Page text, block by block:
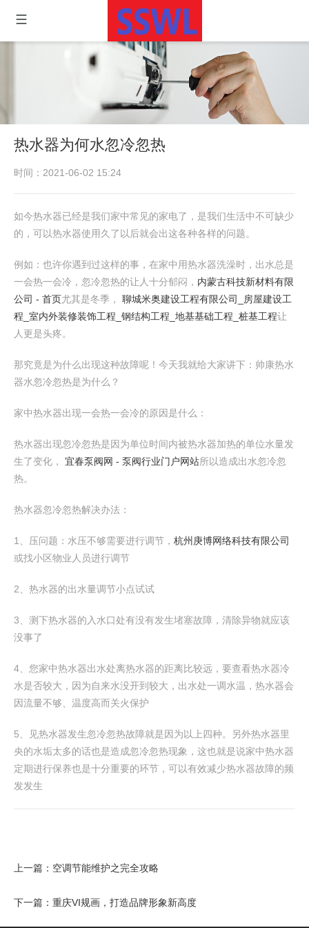
热水器为何水忽冷忽热
时间：2021-06-02 15:24
如今热水器已经是我们家中常见的家电了，是我们生活中不可缺少
的，可以热水器使用久了以后就会出这各种各样的问题。
例如：也许你遇到过这样的事，在家中用热水器洗澡时，出水总是
一会热一会冷，忽冷忽热的让人十分郁闷， 内蒙古科技新材料有限
公司 - 首页尤其是冬季， 聊城米奥建设工程有限公司_房屋建设工
程_室内外装修装饰工程_钢结构工程_地基基础工程_桩基工程让
人更是头疼。
那究竟是为什么出现这种故障呢！今天我就给大家讲下：帅康热水
器水忽冷忽热是为什么？
家中热水器出现一会热一会冷的原因是什么：
热水器出现忽冷忽热是因为单位时间内被热水器加热的单位水量发
生了变化， 宜春泵阀网 - 泵阀行业门户网站所以造成出水忽冷忽
热。
热水器忽冷忽热解决办法：
1、压问题：水压不够需要进行调节， 杭州庚博网络科技有限公司
或找小区物业人员进行调节
2、热水器的出水量调节小点试试
3、测下热水器的入水口处有没有发生堵塞故障，清除异物就应该
没事了
4、您家中热水器出水处离热水器的距离比较远，要查看热水器冷
水是否较大，因为自来水没开到较大，出水处一调水温，热水器会
因流量不够、温度高而关火保护
5、见热水器发生忽冷忽热故障就是因为以上四种。另外热水器里
央的水垢太多的话也是造成忽冷忽热现象，这也就是说家中热水器
定期进行保养也是十分重要的环节，可以有效减少热水器故障的频
发发生
上一篇： 空调节能维护之完全攻略
下一篇： 重庆VI规画，打造品牌形象新高度